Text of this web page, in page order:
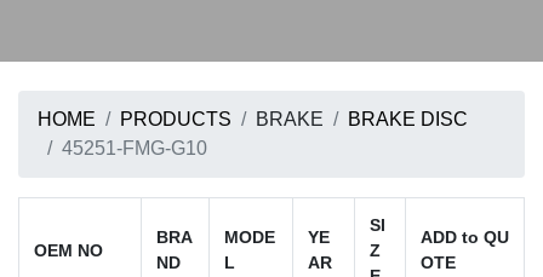
HOME PRODUCTS BRAKE
BRAKE DISC
45251-FMG-G10
OEM NO
BRA
ND
MODE
L
YE
AR
SI
Z
ADD to QU
OTE